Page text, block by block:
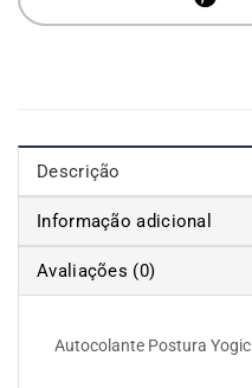
Descrição
Informação adicional
Avaliações (0)
Autocolante Postura Yogic